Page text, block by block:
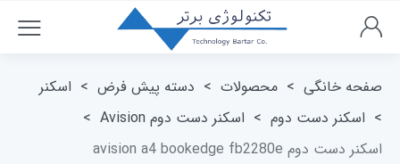
صفحه خانگی > محصولات > دسته پیش فرض > اسکنر
> اسکنر دست دوم > اسکنر دست دوم Avision
>
اسکنر دست دوم avision a4 bookedge fb2280e